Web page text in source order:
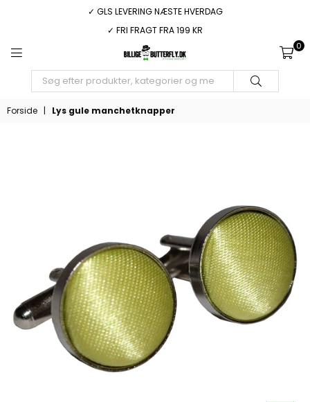
✓ GLS LEVERING NÆSTE HVERDAG
✓ FRI FRAGT FRA 199 KR
BILLIGEBUTTERFLY.DK
0
Forside | Lys gule manchetknapper